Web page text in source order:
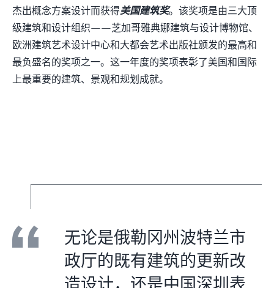
杰出概念方案设计而获得美国建筑奖。该奖项是由三大顶
级建筑和设计组织——芝加哥雅典娜建筑与设计博物馆、
欧洲建筑艺术设计中心和大都会艺术出版社颁发的最高和
最负盛名的奖项之一。这一年度的奖项表彰了美国和国际
上最重要的建筑、景观和规划成就。
无论是俄勒冈州波特兰市
政厅的既有建筑的更新改
造设计，还是中国深圳表